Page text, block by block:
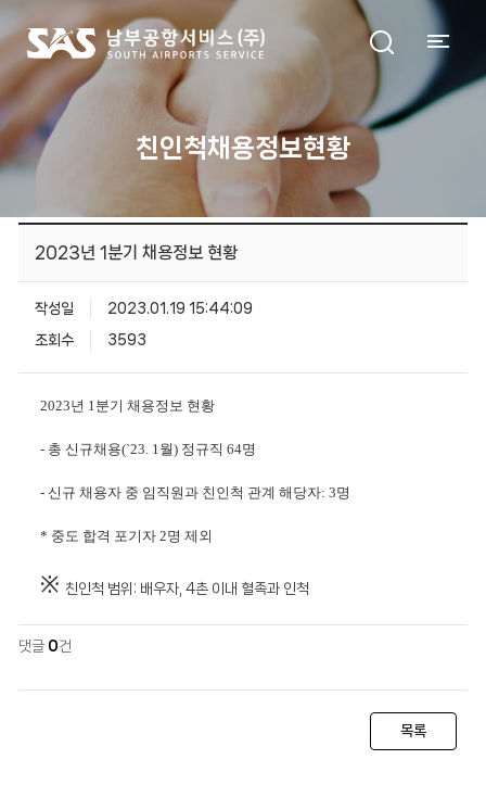
친인척채용정보현황
2023년 1분기 채용정보 현황
작성일 2023.01.19 15:44:09
조회수 3593
2023년 1분기 채용정보 현황
- 총 신규채용(`23. 1월) 정규직 64명
- 신규 채용자 중 임직원과 친인척 관계 해당자: 3명
* 중도 합격 포기자 2명 제외
※ 친인척 범위: 배우자, 4촌 이내 혈족과 인척
댓글 0건
목록